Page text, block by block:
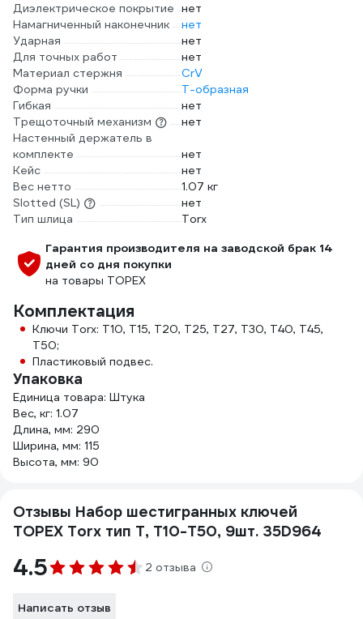
Диэлектрическое покрытие нет
Намагниченный наконечник
нет
Ударная
нет
Для точных работ
нет
Материал стержня
CrV
Форма ручки
Т-образная
Гибкая
нет
Трещоточный механизм
нет
Настенный держатель в
комплекте
нет
Кейс
нет
Вес нетто
1.07 кг
Slotted (SL)
нет
Тип шлица
Torx
Гарантия производителя на заводской брак 14
дней со дня покупки
на товары TOPEX
Комплектация
Ключи Torx: T10, T15, T20, T25, T27, T30, T40, T45,
T50;
Пластиковый подвес.
Упаковка
Единица товара: Штука
Вес, кг: 1.07
Длина, мм: 290
Ширина, мм: 115
Высота, мм: 90
Отзывы Набор шестигранных ключей
TOPEX Torx тип Т, T10-T50, 9шт. 35D964
4.5 2 отзыва
Написать отзыв